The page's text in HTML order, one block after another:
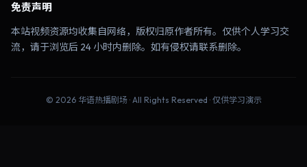
免责声明
本站视频资源均收集自网络，版权归原作者所有。仅供个人学习交
流，请于浏览后 24 小时内删除。如有侵权请联系删除。
© 2026 华语热播剧场· All Rights Reserved · 仅供学习演示